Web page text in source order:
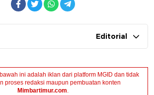
Editorial
ini adalah iklan dari platform MGID dan tidak
proses redaksi maupun pembuatan konten
Mimbartimur.com.